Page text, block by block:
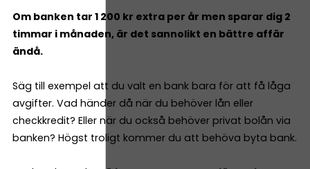
Om banken tar 1 200 kr extra per år men sparar dig 2
timmar i månaden, är det sannolikt en bättre affär
ändå.
Säg till exempel att du valt en bank bara för att få låga
avgifter. Vad händer då när du behöver lån eller
checkkredit? Eller när du också behöver privat bolån via
banken? Högst troligt kommer du att behöva byta bank.